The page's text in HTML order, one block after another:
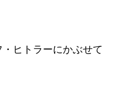
ヒトラーにかぶせて